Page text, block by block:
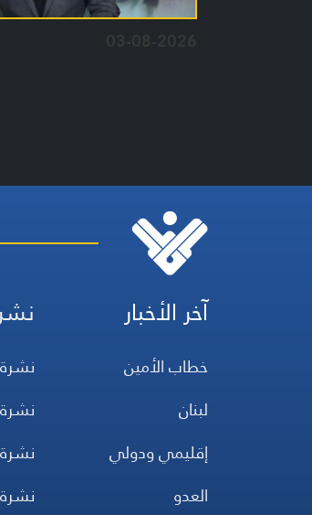
03-08-2026
آخر الأخبار
خطاب الأمين
لبنان
إقليمي ودولي
العدو
نشرة
نشرة
نشرة